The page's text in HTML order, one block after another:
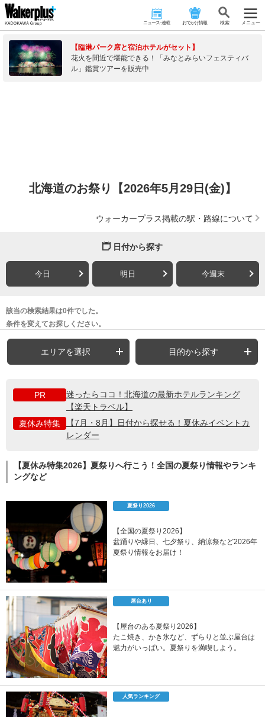
ニュース･連載 おでかけ情報 検 索 メニュー
【臨港パーク席と宿泊ホテルがセット】
花火を間近で堪能できる！「みなとみらいフェスティバ
ル」鑑賞ツアーを販売中
北海道のお祭り【2026年5月29日(金)】
ウォーカープラス掲載の駅・路線について
日付から探す
今日 明日 今週末
該当の検索結果は0件でした。
条件を変えてお探しください。
エリアを選択 目的から探す
PR
迷ったらココ！北海道の最新ホテルランキング
【楽天トラベル】
夏休み特集
【7月・8月】日付から探せる！夏休みイベントカ
レンダー
【夏休み特集2026】夏祭りへ行こう！全国の夏祭り情報やランキ
ングなど
夏祭り2026
【全国の夏祭り2026】
盆踊りや縁日、七夕祭り、納涼祭など2026年
夏祭り情報をお届け！
屋台あり
【屋台のある夏祭り2026】
たこ焼き、かき氷など、ずらりと並ぶ屋台は
魅力がいっぱい。夏祭りを満喫しよう。
人気ランキング